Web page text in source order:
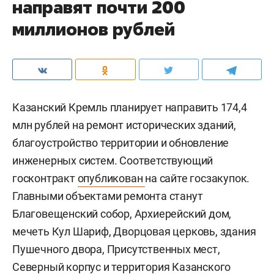
направят почти 200
миллионов рублей
Казанский Кремль планирует направить 174,4
млн рублей на ремонт исторических зданий,
благоустройство территории и обновление
инженерных систем. Соответствующий
госконтрактопубликован на сайте госзакупок.
Главными объектами ремонта станут
Благовещенский собор, Архиерейский дом,
мечеть Кул Шариф, Дворцовая церковь, здания
Пушечного двора, Присутственных мест,
Северный корпус и территория Казанского